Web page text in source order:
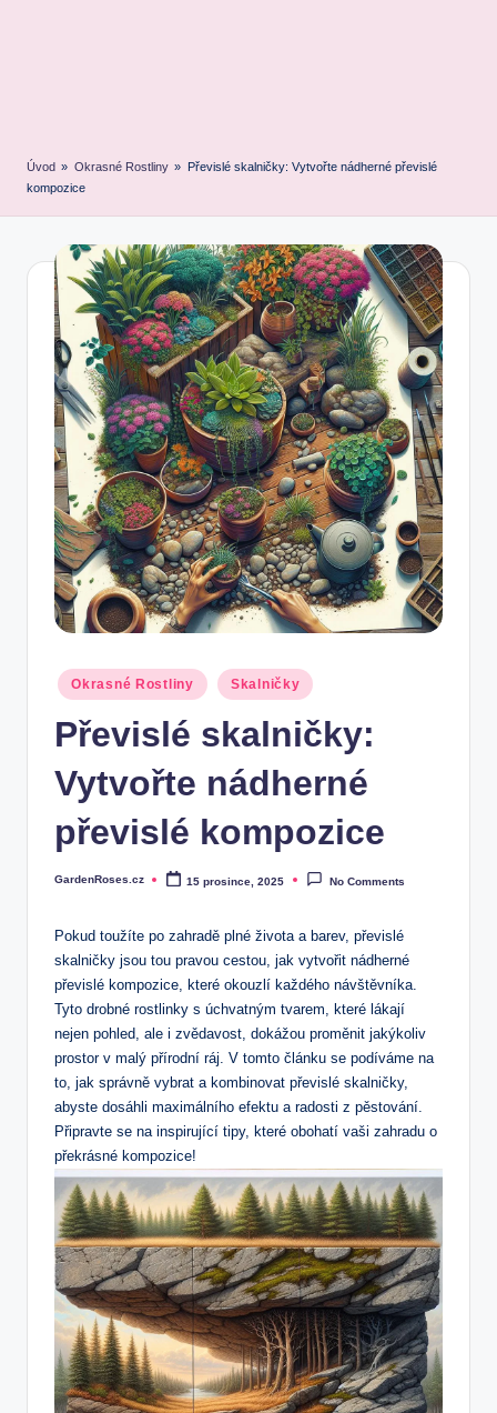
Úvod » Okrasné Rostliny » Převislé skalničky: Vytvořte nádherné převislé
kompozice
Posted
in
Okrasné Rostliny Skalničky
Převislé skalničky:
Vytvořte nádherné
převislé kompozice
Posted
GardenRoses.cz 15 prosince, 2025 No Comments
Pokud toužíte po zahradě plné života a barev, převislé
skalničky jsou tou pravou cestou, jak vytvořit nádherné
převislé kompozice, které okouzlí každého návštěvníka.
Tyto drobné rostlinky s úchvatným tvarem, které lákají
nejen pohled, ale i zvědavost, dokážou proměnit jakýkoliv
prostor v malý přírodní ráj. V tomto článku se podíváme na
to, jak správně vybrat a kombinovat převislé skalničky,
abyste dosáhli maximálního efektu a radosti z pěstování.
Připravte se na inspirující tipy, které obohatí vaši zahradu o
překrásné kompozice!